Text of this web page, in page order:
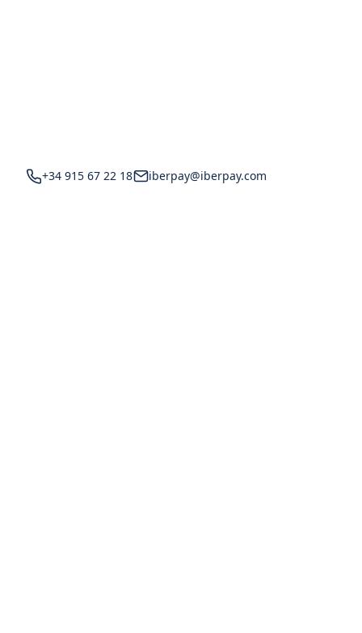
+34 915 67 22 18 iberpay@iberpay.com